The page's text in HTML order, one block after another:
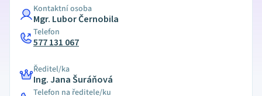
Kontaktní osoba
Mgr. Lubor Černobila
Telefon
577 131 067
Ředitel/ka
Ing. Jana Šuráňová
Telefon na ředitele/ku